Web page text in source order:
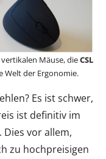
Mäuse, dieCSL
Welt der Ergonomie.
Es ist schwer,
ist definitiv im
vor allem,
zu hochpreisigen